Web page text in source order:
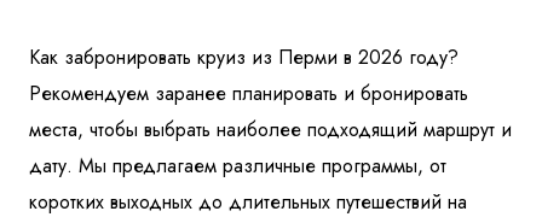
Как забронировать круиз из Перми в 2026 году?
Рекомендуем заранее планировать и бронировать
места, чтобы выбрать наиболее подходящий маршрут и
дату. Мы предлагаем различные программы, от
коротких выходных до длительных путешествий на